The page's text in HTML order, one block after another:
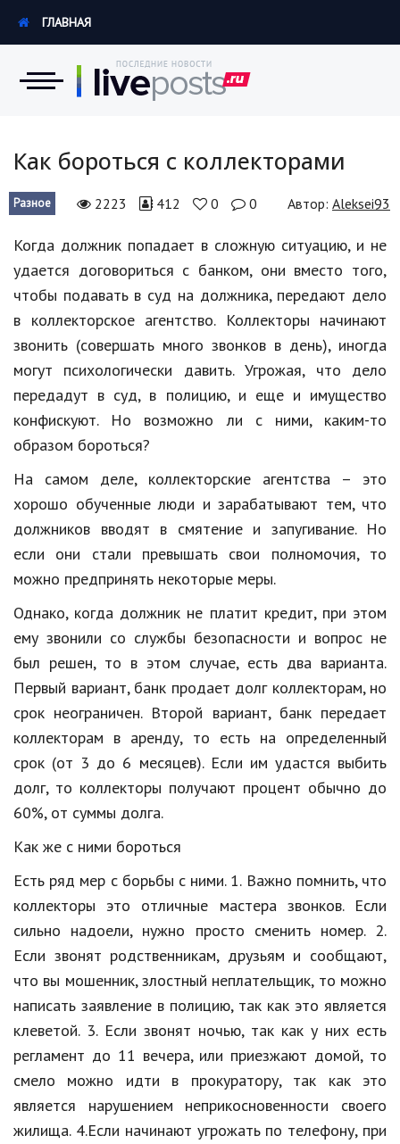
Новости
Экономика
Происшествия
Hi-Tech. Интернет
Наука и техника
Политика
Образование
В мире
Культура
Авто, мото
Спорт
Знаменитости
Статьи
Обзоры
Рецепты
Красота и здоровье
Hi-Tech. Интернет
Авто, мото
Дом и сад
Недвижимость
Спорт и фитнес
Психология и отношения
Творчество и рукоделие
Разное
Работа и бизнес
Животные
ГЛАВНАЯ
Как бороться с коллекторами
Разное 2223 412 0 0 Автор: Aleksei93
Когда должник попадает в сложную ситуацию, и не
удается договориться с банком, они вместо того,
чтобы подавать в суд на должника, передают дело
в коллекторское агентство. Коллекторы начинают
звонить (совершать много звонков в день), иногда
могут психологически давить. Угрожая, что дело
передадут в суд, в полицию, и еще и имущество
конфискуют. Но возможно ли с ними, каким-то
образом бороться?
На самом деле, коллекторские агентства – это
хорошо обученные люди и зарабатывают тем, что
должников вводят в смятение и запугивание. Но
если они стали превышать свои полномочия, то
можно предпринять некоторые меры.
Однако, когда должник не платит кредит, при этом
ему звонили со службы безопасности и вопрос не
был решен, то в этом случае, есть два варианта.
Первый вариант, банк продает долг коллекторам, но
срок неограничен. Второй вариант, банк передает
коллекторам в аренду, то есть на определенный
срок (от 3 до 6 месяцев). Если им удастся выбить
долг, то коллекторы получают процент обычно до
60%, от суммы долга.
Как же с ними бороться
Есть ряд мер с борьбы с ними. 1. Важно помнить, что
коллекторы это отличные мастера звонков. Если
сильно надоели, нужно просто сменить номер. 2.
Если звонят родственникам, друзьям и сообщают,
что вы мошенник, злостный неплательщик, то можно
написать заявление в полицию, так как это является
клеветой. 3. Если звонят ночью, так как у них есть
регламент до 11 вечера, или приезжают домой, то
смело можно идти в прокуратору, так как это
является нарушением неприкосновенности своего
жилища. 4.Если начинают угрожать по телефону, при